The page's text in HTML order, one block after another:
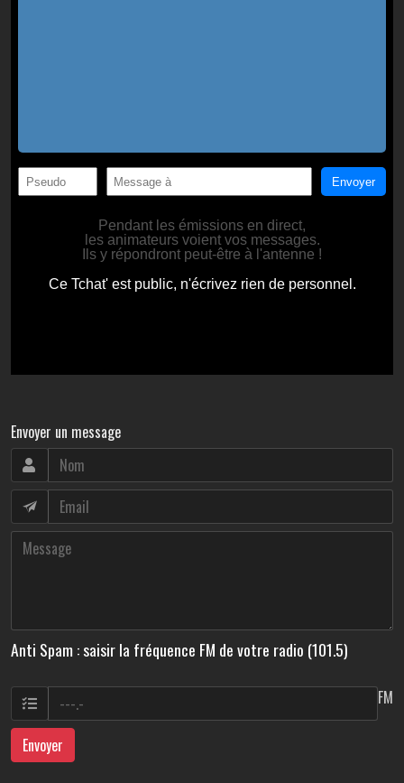
Envoyer un message
Anti Spam : saisir la fréquence FM de votre radio (101.5)
FM
Envoyer